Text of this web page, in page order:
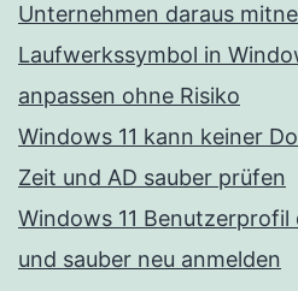
Unternehmen daraus
Laufwerkssymbol in
anpassen ohne Risiko
Windows 11 kann keiner
Zeit und AD sauber prüfen
Windows 11
und sauber neu anmelden